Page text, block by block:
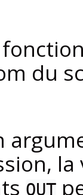
du
OUT